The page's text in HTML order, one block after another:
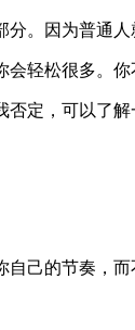
。因为普通
轻松很多。
否定，可以了解
己的节奏，而